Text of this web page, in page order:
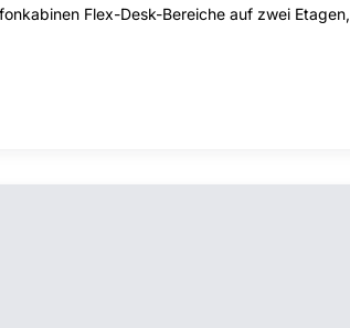
Flex-Desk-Bereiche auf zwei Etagen,